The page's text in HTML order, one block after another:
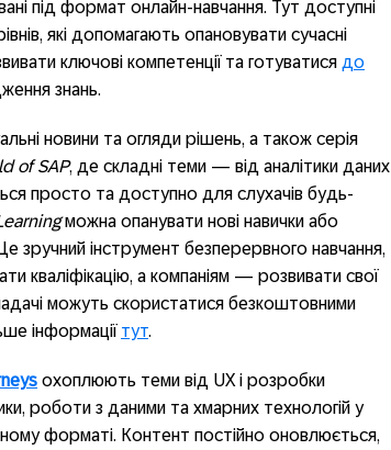
під формат онлайн-навчання. Тут доступні
які допомагають опановувати сучасні
ключові компетенції та готуватися до
знань.
новини та огляди рішень, а також серія
of SAP, де складні теми — від аналітики даних
просто та доступно для слухачів будь-
можна опанувати нові навички або
зручний інструмент безперервного навчання,
кваліфікацію, а компаніям — розвивати свої
можуть скористатися безкоштовними
інформації тут.
охоплюють теми від UX і розробки
роботи з даними та хмарних технологій у
форматі. Контент постійно оновлюється,